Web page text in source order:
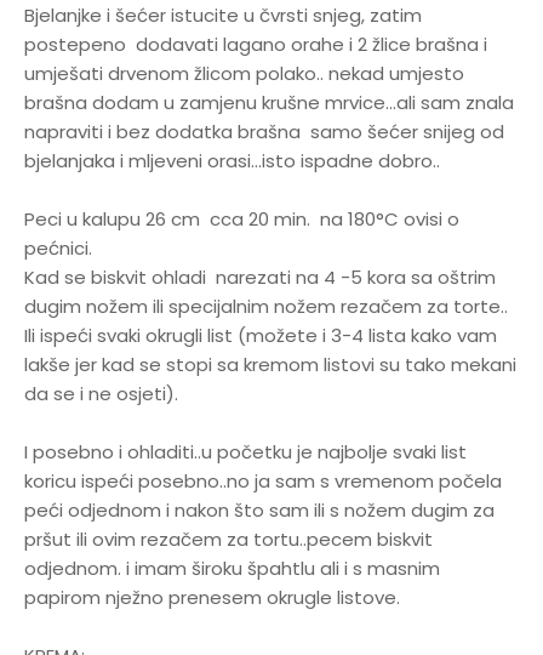
Bjelanjke i šećer istucite u čvrsti snjeg, zatim
postepeno dodavati lagano orahe i 2 žlice brašna i
umješati drvenom žlicom polako.. nekad umjesto
brašna dodam u zamjenu krušne mrvice...ali sam znala
napraviti i bez dodatka brašna samo šećer snijeg od
bjelanjaka i mljeveni orasi...isto ispadne dobro..
Peci u kalupu 26 cm cca 20 min. na 180°C ovisi o
pećnici.
Kad se biskvit ohladi narezati na 4 -5 kora sa oštrim
dugim nožem ili specijalnim nožem rezačem za torte..
Ili ispeći svaki okrugli list (možete i 3-4 lista kako vam
lakše jer kad se stopi sa kremom listovi su tako mekani
da se i ne osjeti).
I posebno i ohladiti..u početku je najbolje svaki list
koricu ispeći posebno..no ja sam s vremenom počela
peći odjednom i nakon što sam ili s nožem dugim za
pršut ili ovim rezačem za tortu..pecem biskvit
odjednom. i imam široku špahtlu ali i s masnim
papirom nježno prenesem okrugle listove.